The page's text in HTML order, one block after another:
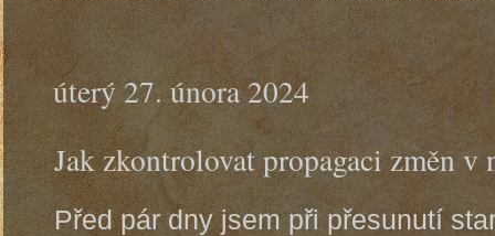
úterý 27. února 2024
Jak zkontrolovat propagaci změn v
Před pár dny jsem při přesunutí